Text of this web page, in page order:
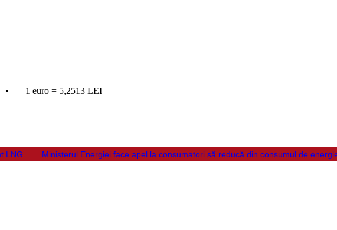
• 1 euro = 5,2513 LEI
LNG Ministerul Energiei face apel la consumatori să reducă din consumul de